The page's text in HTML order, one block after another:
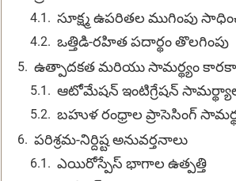
సూక్ష్మ ఉపరితల ముగింపు
ఒత్తిడి-రహిత పదార్థం తొలగింపు
ఉత్పాదకత మరియు సామర్థ్యం
ఆటోమేషన్ ఇంటిగ్రేషన్
బహుళ రంధ్రాల ప్రాసెసింగ్
పరిశ్రమ-నిర్దిష్ట అనువర్తనాలు
ఎయిరోస్పేస్ భాగాల ఉత్పత్తి